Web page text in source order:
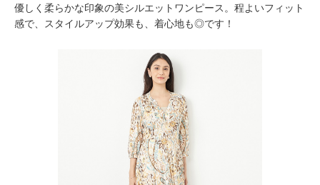
優しく柔らかな印象の美シルエットワンピース。程よいフィット
感で、スタイルアップ効果も、着心地も◎です！